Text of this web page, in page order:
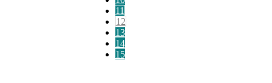
11
12
13
14
15